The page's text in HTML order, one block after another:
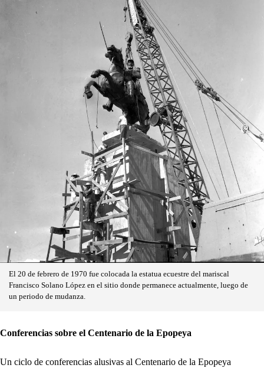
El 20 de febrero de 1970 fue colocada la estatua ecuestre del mariscal
Francisco Solano López en el sitio donde permanece actualmente, luego de
un periodo de mudanza.
Conferencias sobre el Centenario de la Epopeya
Un ciclo de conferencias alusivas al Centenario de la Epopeya